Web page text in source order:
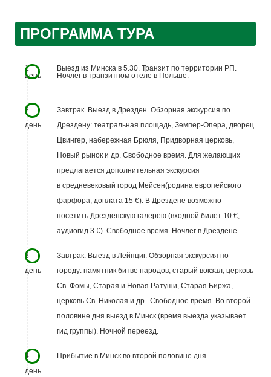
ПРОГРАММА ТУРА
1
день
Выезд из Минска в 5.30. Транзит по территории РП.
Ночлег в транзитном отеле в Польше.
2
день
Завтрак. Выезд в Дрезден. Обзорная экскурсия по
Дрездену: театральная площадь, Земпер-Опера, дворец
Цвингер, набережная Брюля, Придворная церковь,
Новый рынок и др. Свободное время. Для желающих
предлагается дополнительная экскурсия
в средневековый город Мейсен(родина европейского
фарфора, доплата 15 €). В Дрездене возможно
посетить Дрезденскую галерею (входной билет 10 €,
аудиогид 3 €). Свободное время. Ночлег в Дрездене.
3
день
Завтрак. Выезд в Лейпциг. Обзорная экскурсия по
городу: памятник битве народов, старый вокзал, церковь
Св. Фомы, Старая и Новая Ратуши, Старая Биржа,
церковь Св. Николая и др. Свободное время. Во второй
половине дня выезд в Минск (время выезда указывает
гид группы). Ночной переезд.
4
день
Прибытие в Минск во второй половине дня.